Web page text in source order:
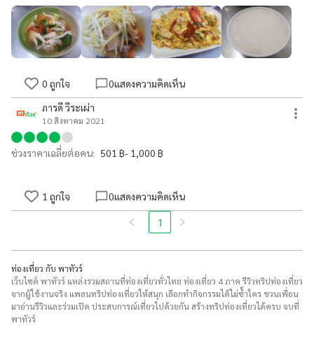
0 ถูกใจ 0แสดงความคิดเห็น
ภารดี วีระเผ่า
10 สิงหาคม 2021
ช่วงราคาเฉลี่ยต่อคน: 501 ฿- 1,000 ฿
1 ถูกใจ 0แสดงความคิดเห็น
1
ท่องเที่ยว กับ พาทัวร์
เว็บไซต์ พาทัวร์ แหล่งรวมสถานที่ท่องเที่ยวทั่วไทย ท่องเที่ยว 4 ภาค รีวิวทริปท่องเที่ยว
จากผู้ใช้งานจริง แพลนทริปท่องเที่ยวให้สนุก เลือกทำกิจกรรมได้ไม่ซ้ำใคร ชวนเพื่อน
มาอ่านรีวิวและร่วมเปิด ประสบการณ์เที่ยวไปด้วยกัน สร้างทริปท่องเที่ยวได้ครบ จบที่
พาทัวร์